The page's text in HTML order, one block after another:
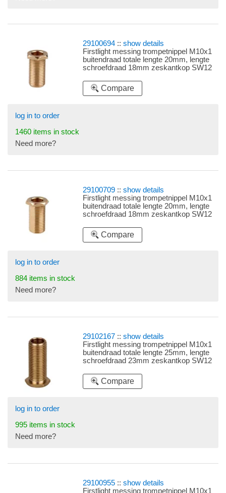
29100694 ::show details
Firstlight messing trompetnippel M10x1
buitendraad totale lengte 20mm, lengte
schroefdraad 18mm zeskantkop SW12
Compare
log in to order
1460 items in stock
Need more?
29100709 ::show details
Firstlight messing trompetnippel M10x1
buitendraad totale lengte 20mm, lengte
schroefdraad 18mm zeskantkop SW12
Compare
log in to order
884 items in stock
Need more?
29102167 ::show details
Firstlight messing trompetnippel M10x1
buitendraad totale lengte 25mm, lengte
schroefdraad 23mm zeskantkop SW12
Compare
log in to order
995 items in stock
Need more?
29100955 ::show details
Firstlight messing trompetnippel M10x1